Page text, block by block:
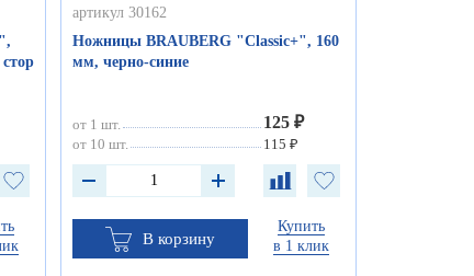
артикул 30162
Ножницы BRAUBERG "Classic+", 160
мм, черно-синие
от 1 шт. 125 ₽
от 10 шт. 115 ₽
В корзину
Купить
в 1 клик